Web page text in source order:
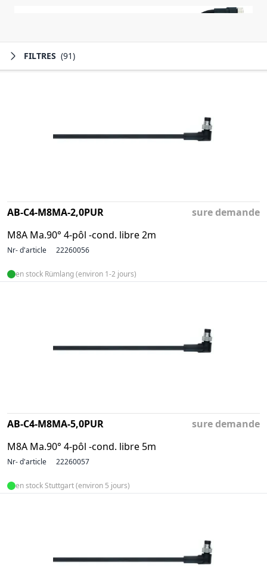
FILTRES (91)
AB-C4-M8MA-2,0PUR
M8A Ma.90° 4-pôl -cond. libre 2m
sure demande
Nr- d'article 22260056
en stock Rümlang (environ 1-2 jours)
AB-C4-M8MA-5,0PUR
M8A Ma.90° 4-pôl -cond. libre 5m
sure demande
Nr- d'article 22260057
en stock Stuttgart (environ 5 jours)